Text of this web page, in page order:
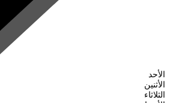
الأحد
الأثنين
الثلاثاء